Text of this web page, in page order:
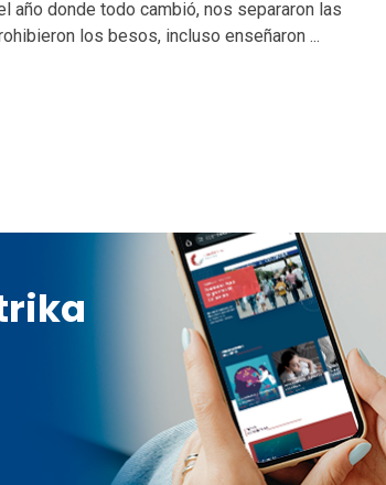
año donde todo cambió, nos separaron las
los besos, incluso enseñaron ...